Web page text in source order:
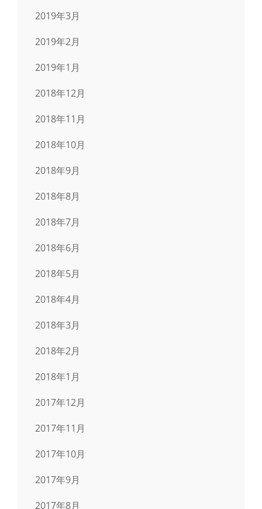
2019年3月
2019年2月
2019年1月
2018年12月
2018年11月
2018年10月
2018年9月
2018年8月
2018年7月
2018年6月
2018年5月
2018年4月
2018年3月
2018年2月
2018年1月
2017年12月
2017年11月
2017年10月
2017年9月
2017年8月